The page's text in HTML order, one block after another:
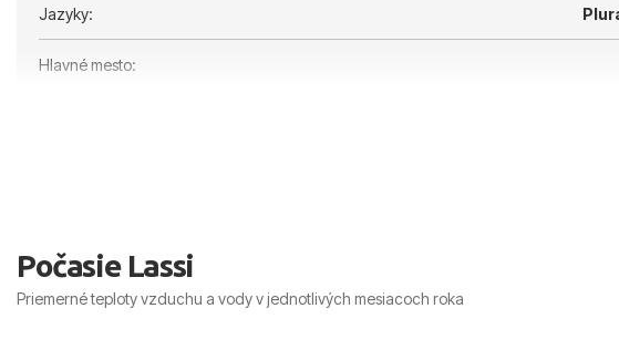
Jazyky:
Hlavné mesto:
Počasie Lassi
Priemerné teploty vzduchu a vody v jednotlivých mesiacoch roka